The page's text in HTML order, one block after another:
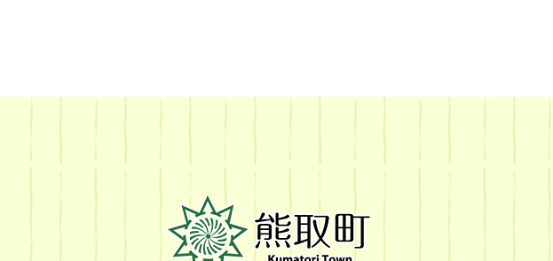
町
Kumatori